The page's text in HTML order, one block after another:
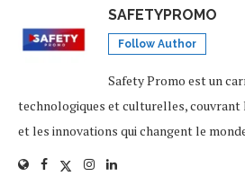
SAFETYPROMO
Follow Author
Safety Promo est un
technologiques et culturelles, couvrant
et les innovations qui changent le